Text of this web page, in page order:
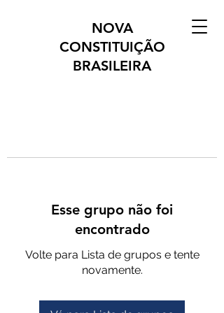
NOVA
CONSTITUIÇÃO
BRASILEIRA
Esse grupo não foi
encontrado
Volte para Lista de grupos e tente
novamente.